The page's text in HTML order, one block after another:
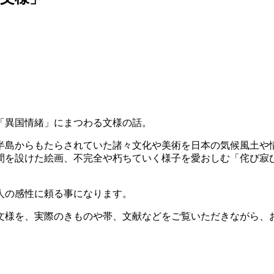
国情緒」にまつわる文様の話。
からもたらされていた諸々文化や美術を日本の気候風土
設けた絵画、不完全や朽ちていく様子を愛おしむ「侘び
感性に頼る事になります。
を、実際のきものや帯、文献などをご覧いただきながら、